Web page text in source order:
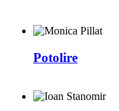
Potolire